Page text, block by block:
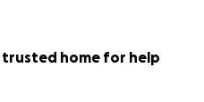
trusted home for help